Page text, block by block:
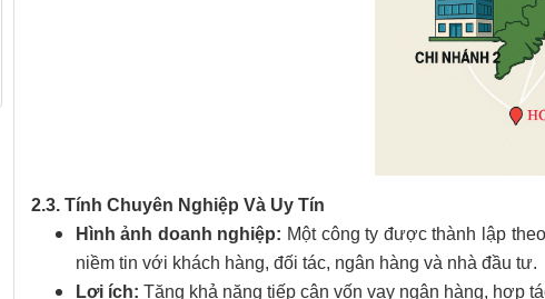
2.3. Tính Chuyên Nghiệp Và Uy Tín
Hình ảnh doanh nghiệp: Một công ty được thành lập
niềm tin với khách hàng, đối tác, ngân hàng và nhà đầu tư.
Lợi ích: Tăng khả năng tiếp cận vốn vay ngân hàng, hợp